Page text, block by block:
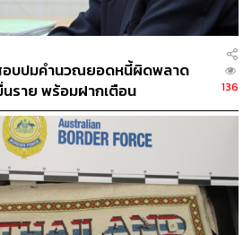
ะคว่ำงบประมาณ แต่ส่วนตัวยืนยันว่า
ะไม่ตอบโจทย์ แต่ถ้าไม่ผ่านขึ้นมาจะ
ระเทศจะมีปัญหา” พิสิษฐ์กล่าว
รพิจารณาร่าง พ.ร.บ.งบประมาณของ
ะเร่งเต็มที่ให้ทันตามกฎหมาย ซึ่ง
ะประมาณสิ้นเดือนสิงหาคมนี้
เพื่อการศึกษา (กยศ.)
อลงกต วรกี
บปมคำนวณยอดหนี้ผิดพลาด
ราย พร้อมฝากเตือน
นไม่สูญหาย
136